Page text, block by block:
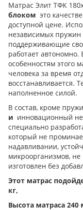
Матрас Элит ТФК
блоком это
доступной цене.
независимых пружин
поддерживающие
работает автономно.
особенностям этого
человека за время
восстанавливается.
наполненное силой.
В состав, кроме
и инновационный
специально
который не
надавливании,
микроорганизмов,
изготовлен без
Этот матрас
кг,
Высота матраса 240